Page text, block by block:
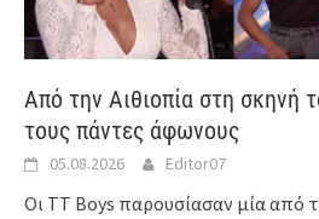
Από την Αιθιοπία στη σκηνή
τους πάντες άφωνους
05.08.2026 Editor07
Οι TT Boys παρουσίασαν μία από